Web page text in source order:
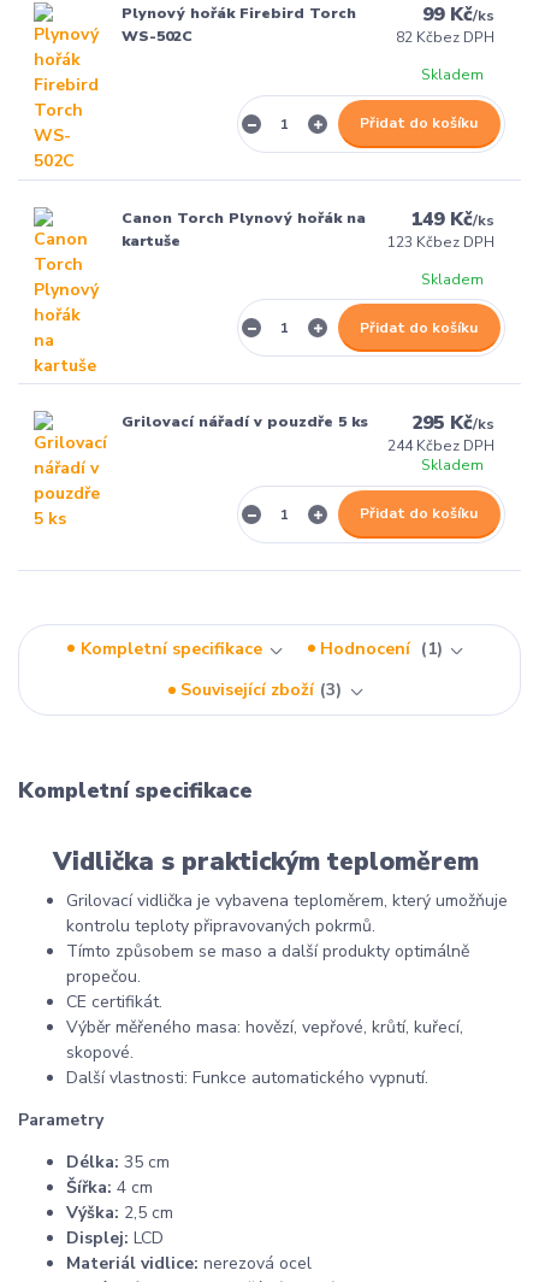
Plynový hořák Firebird Torch
WS-502C
99 Kč/ks
82 Kčbez DPH
Skladem
Přidat do košíku
Canon Torch Plynový hořák na
kartuše
149 Kč/ks
123 Kčbez DPH
Skladem
Přidat do košíku
Grilovací nářadí v pouzdře 5 ks 295 Kč/ks
244 Kčbez DPH
Skladem
Přidat do košíku
Kompletní specifikace Hodnocení
1
Související zboží 3
Kompletní specifikace
Vidlička s praktickým teploměrem
Grilovací vidlička je vybavena teploměrem, který umožňuje
kontrolu teploty připravovaných pokrmů.
Tímto způsobem se maso a další produkty optimálně
propečou.
CE certifikát.
Výběr měřeného masa: hovězí, vepřové, krůtí, kuřecí,
skopové.
Další vlastnosti: Funkce automatického vypnutí.
Parametry
Délka: 35 cm
Šířka: 4 cm
Výška: 2,5 cm
Displej: LCD
Materiál vidlice: nerezová ocel